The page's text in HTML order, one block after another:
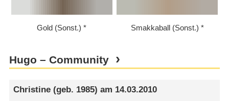
Gold (Sonst.) Smakkaball (Sonst.)
Hugo – Community
Christine (geb. 1985) am 14.03.2010